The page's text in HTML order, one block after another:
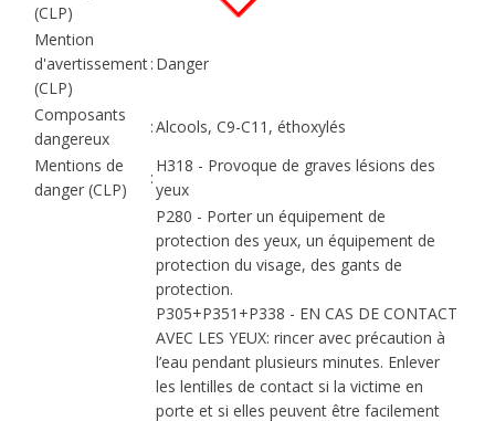
(CLP)
Mention
d'avertissement
(CLP)
: Danger
Composants
dangereux
:Alcools, C9-C11, éthoxylés
Mentions de
danger (CLP)
:
H318 - Provoque de graves lésions des
yeux
P280 - Porter un équipement de
protection des yeux, un équipement de
protection du visage, des gants de
protection.
P305+P351+P338 - EN CAS DE CONTACT
AVEC LES YEUX: rincer avec précaution à
l’eau pendant plusieurs minutes. Enlever
les lentilles de contact si la victime en
porte et si elles peuvent être facilement